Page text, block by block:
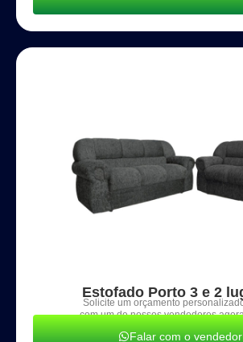
Estofado Porto 3 e 2
Solicite um orçamento
com um de nossos vendedores
Falar com o vendedor